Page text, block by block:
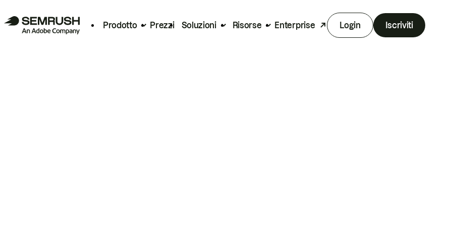
Prodotto Prezzi Soluzioni Risorse Enterprise Login Iscriviti